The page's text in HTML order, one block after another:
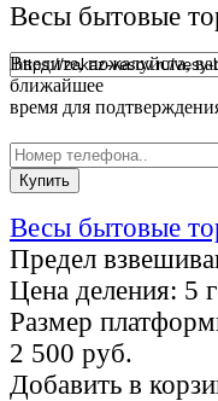
Весы бытовые
Введите, пожалуйста,
ближайшее
время для
Весы бытовые
Предел
Цена деления: 5 г
Размер
2 500 руб.
Добавить в